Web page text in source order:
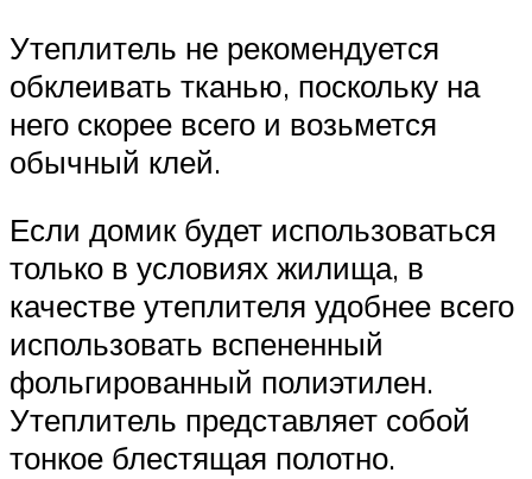
Утеплитель не рекомендуется
обклеивать тканью, поскольку на
него скорее всего и возьмется
обычный клей.
Если домик будет использоваться
только в условиях жилища, в
качестве утеплителя удобнее всего
использовать вспененный
фольгированный полиэтилен.
Утеплитель представляет собой
тонкое блестящая полотно.